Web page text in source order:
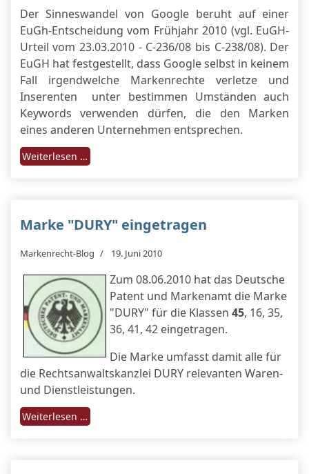
Der Sinneswandel von Google beruht auf einer
EuGh-Entscheidung vom Frühjahr 2010 (vgl. EuGH-
Urteil vom 23.03.2010 - C-236/08 bis C-238/08). Der
EuGH hat festgestellt, dass Google selbst in keinem
Fall irgendwelche Markenrechte verletze und
Inserenten unter bestimmen Umständen auch
Keywords verwenden dürfen, die den Marken
eines anderen Unternehmen entsprechen.
Weiterlesen …
Marke "DURY" eingetragen
Markenrecht-Blog 19. Juni 2010
Zum 08.06.2010 hat das Deutsche
Patent und Markenamt die Marke
"DURY" für die Klassen 45, 16, 35,
36, 41, 42 eingetragen.
Die Marke umfasst damit alle für
die Rechtsanwaltskanzlei DURY relevanten Waren-
und Dienstleistungen.
Weiterlesen …